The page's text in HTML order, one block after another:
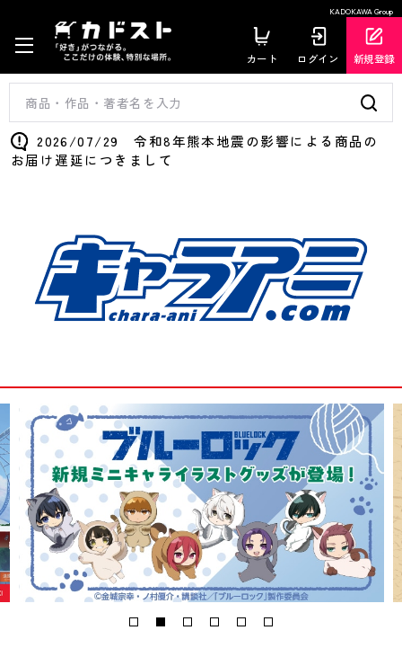
KADOKAWA Group
カート ログイン 新規登録
2026/07/29 令和8年熊本地震の影響による商品の
お届け遅延につきまして